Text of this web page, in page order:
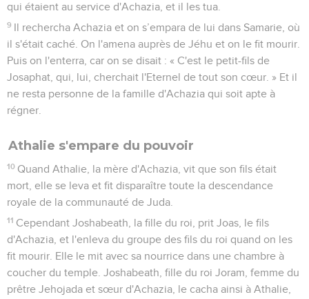
qui étaient au service d'Achazia, et il les tua.
9 Il rechercha Achazia et on s’empara de lui dans Samarie, où
il s'était caché. On l'amena auprès de Jéhu et on le fit mourir.
Puis on l'enterra, car on se disait : « C'est le petit-fils de
Josaphat, qui, lui, cherchait l'Eternel de tout son cœur. » Et il
ne resta personne de la famille d'Achazia qui soit apte à
régner.
Athalie s'empare du pouvoir
10 Quand Athalie, la mère d'Achazia, vit que son fils était
mort, elle se leva et fit disparaître toute la descendance
royale de la communauté de Juda.
11 Cependant Joshabeath, la fille du roi, prit Joas, le fils
d'Achazia, et l'enleva du groupe des fils du roi quand on les
fit mourir. Elle le mit avec sa nourrice dans une chambre à
coucher du temple. Joshabeath, fille du roi Joram, femme du
prêtre Jehojada et sœur d'Achazia, le cacha ainsi à Athalie,